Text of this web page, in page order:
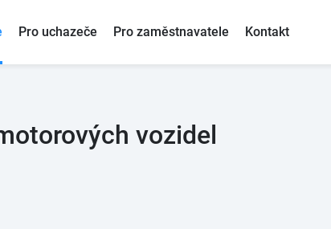
Pro uchazeče Pro zaměstnavatele Kontakt
vozidel